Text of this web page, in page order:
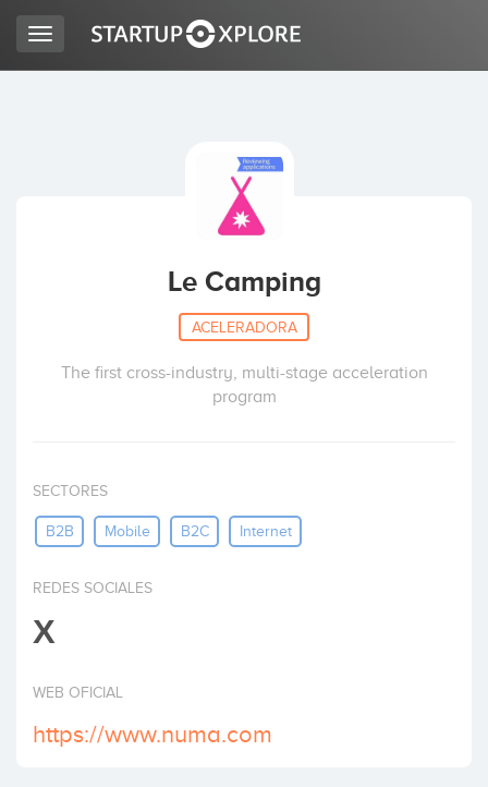
Toggle
navigation
Le Camping
ACELERADORA
The first cross-industry, multi-stage acceleration
program
SECTORES
B2B Mobile B2C Internet
REDES SOCIALES
X
WEB OFICIAL
https://www.numa.com